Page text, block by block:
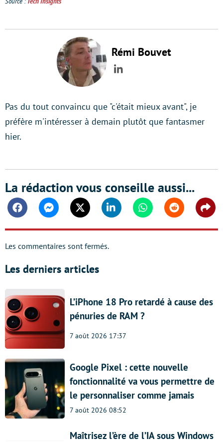
Rémi Bouvet
LinkedIn
Pas du tout convaincu que "c'était mieux avant", je
préfère m'intéresser à demain plutôt que fantasmer
hier.
La rédaction vous conseille aussi...
FacebookMessengerTwitter Linkedin WhatsappReddit
Les commentaires sont fermés.
Les derniers articles
L’iPhone 18 Pro retardé à cause des
pénuries de RAM ?
7 août 2026 17:37
Google Pixel : cette nouvelle
fonctionnalité va vous permettre de
le personnaliser comme jamais
7 août 2026 08:52
Maîtrisez l’ère de l’IA sous Windows